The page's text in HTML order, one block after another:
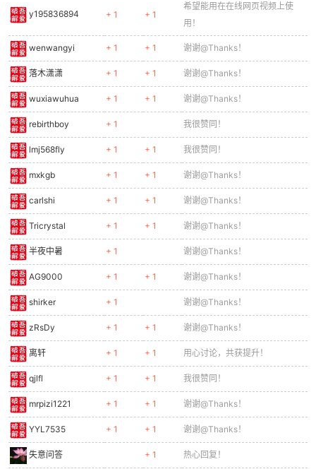
y195836894 + 1 + 1
希望能用在在线网页视频上使
用！
wenwangyi + 1 + 1 谢谢@Thanks！
落木潇潇 + 1 + 1 谢谢@Thanks！
wuxiawuhua + 1 + 1 谢谢@Thanks！
rebirthboy + 1 我很赞同！
lmj568fly + 1 + 1 我很赞同！
mxkgb + 1 + 1 谢谢@Thanks！
carlshi + 1 + 1 谢谢@Thanks！
Tricrystal + 1 + 1 谢谢@Thanks！
半夜中暑 + 1 谢谢@Thanks！
AG9000 + 1 + 1 谢谢@Thanks！
shirker + 1 谢谢@Thanks！
zRsDy + 1 + 1 谢谢@Thanks！
离轩 + 1 + 1 用心讨论，共获提升！
qjlfl + 1 + 1 我很赞同！
mrpizi1221 + 1 + 1 谢谢@Thanks！
YYL7535 + 1 + 1 谢谢@Thanks！
失意问答 + 1 热心回复！